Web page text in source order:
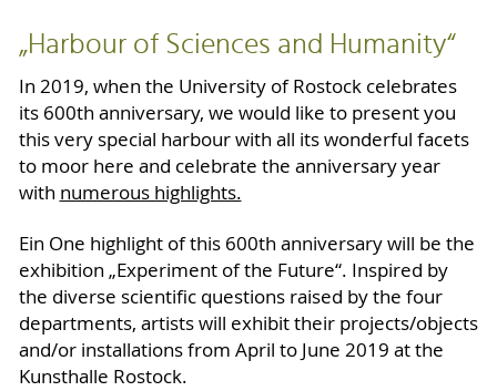
„Harbour of Sciences and Humanity“
In 2019, when the University of Rostock celebrates
its 600th anniversary, we would like to present you
this very special harbour with all its wonderful facets
to moor here and celebrate the anniversary year
with numerous highlights.
Ein One highlight of this 600th anniversary will be the
exhibition „Experiment of the Future“. Inspired by
the diverse scientific questions raised by the four
departments, artists will exhibit their projects/objects
and/or installations from April to June 2019 at the
Kunsthalle Rostock.